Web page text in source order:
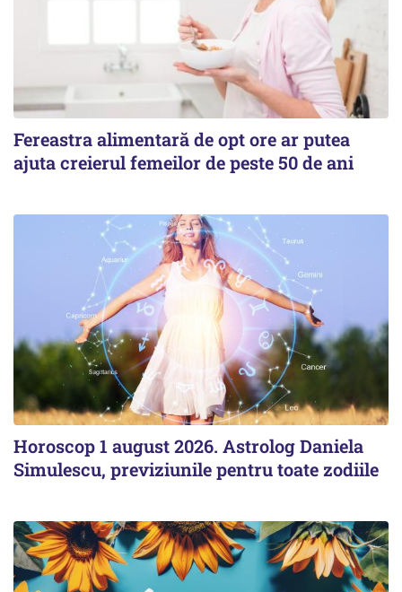
Fereastra alimentară de opt ore ar putea
ajuta creierul femeilor de peste 50 de ani
Horoscop 1 august 2026. Astrolog Daniela
Simulescu, previziunile pentru toate zodiile